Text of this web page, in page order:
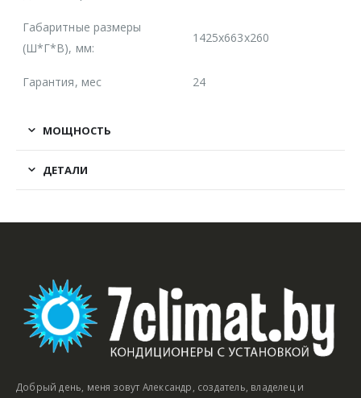
Габаритные размеры
(Ш*Г*В), мм:
1425x663x260
Гарантия, мес 24
МОЩНОСТЬ
ДЕТАЛИ
Добрый день, меня зовут Александр, создатель, владелец и